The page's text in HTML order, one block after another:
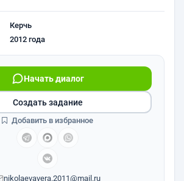
Керчь
2012 года
Начать диалог
nikolaevavera.2011@mail.ru
Создать задание
Добавить в избранное